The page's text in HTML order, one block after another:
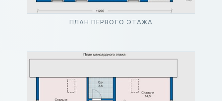
ПЛАН ПЕРВОГО ЭТАЖА